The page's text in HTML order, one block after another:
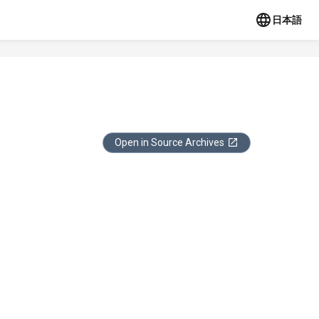
日本語
Open in Source Archives